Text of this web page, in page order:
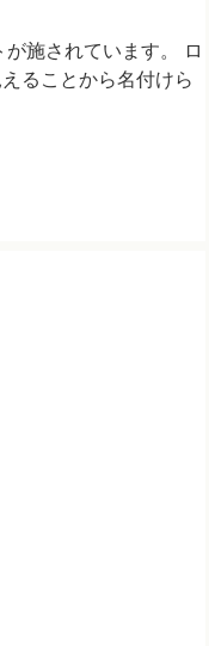
施されています。 ロ
ることから名付けら